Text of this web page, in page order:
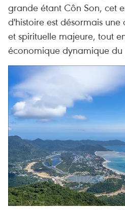
grande étant Côn Son, cet
d'histoire est désormais
et spirituelle majeure, tout
économique dynamique du